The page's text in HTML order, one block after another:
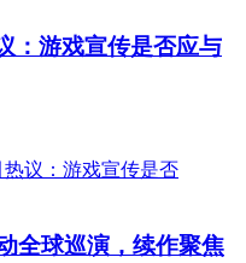
：游戏宣传是否应与
全球巡演，续作聚焦